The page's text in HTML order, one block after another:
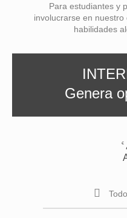
Para estudiantes y
involucrarse en
habilidades
Genera
€